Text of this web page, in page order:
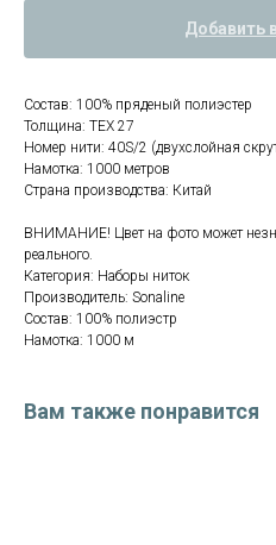
Добавить
Состав: 100% пряденый полиэстер
Толщина: TEX 27
Номер нити: 40S/2 (двухслойная
Намотка: 1000 метров
Страна производства: Китай
ВНИМАНИЕ! Цвет на фото может
реального.
Категория: Наборы ниток
Производитель: Sonaline
Состав: 100% полиэстр
Намотка: 1000 м
Вам также понравится